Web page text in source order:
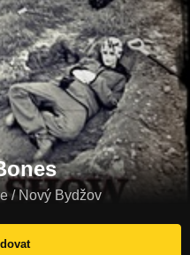
/ Nový Bydžov